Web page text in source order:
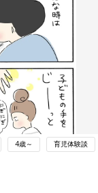
4歳～ 育児体験談